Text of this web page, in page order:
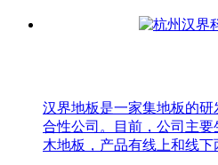
汉界地板是一家集地板的
合性公司。目前，公司主
木地板，产品有线上和线下